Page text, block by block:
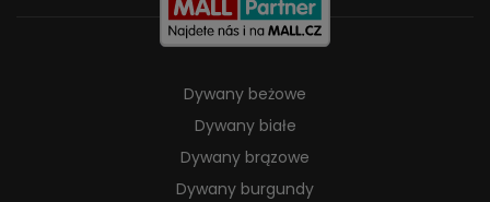
Dywany beżowe
Dywany białe
Dywany brązowe
Dywany burgundy